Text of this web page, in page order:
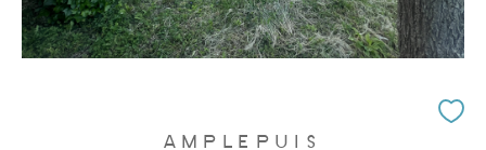
AMPLEPUIS